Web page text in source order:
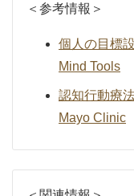
＜参考情報＞
個人の目標
Mind Tools
認知行動療
Mayo Clinic